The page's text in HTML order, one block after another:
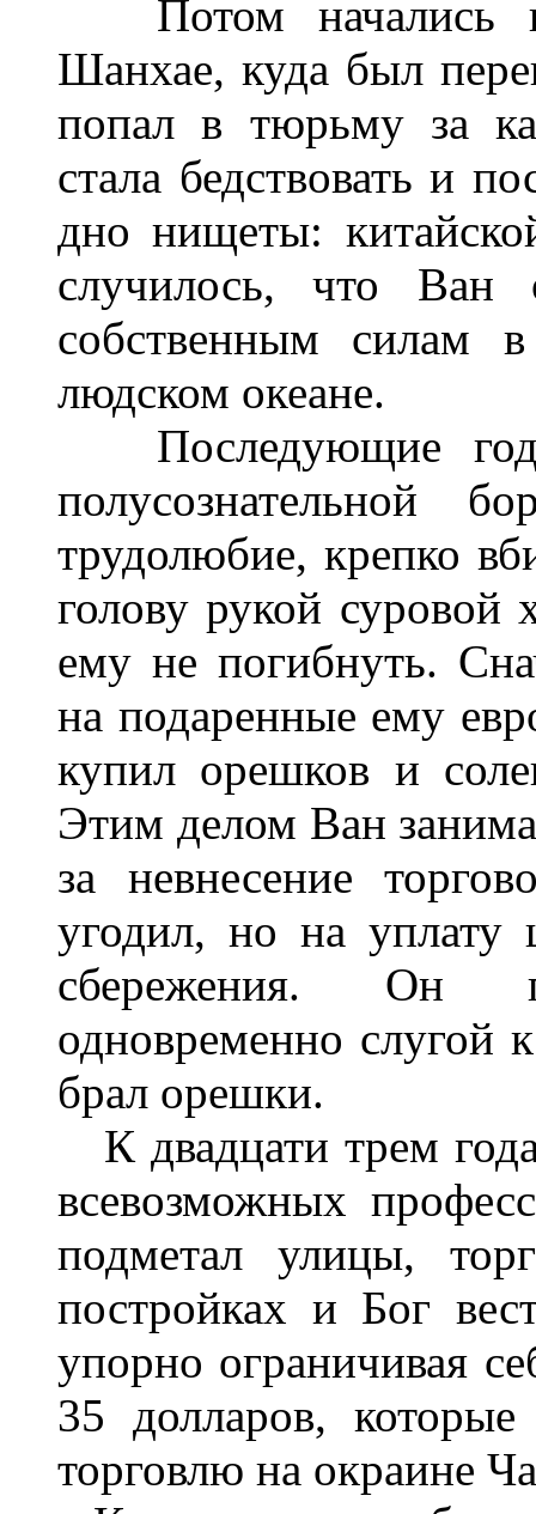
Потом начались
Шанхае, куда был
попал в тюрьму за
стала бедствовать и
дно нищеты:
случилось, что Ван
собственным силам
людском океане.
Последующие
полусознательной
трудолюбие, крепко
голову рукой суровой
ему не погибнуть.
на подаренные ему
купил орешков и
Этим делом Ван
за невнесение
угодил, но на уплату
сбережения. Он
одновременно слугой
брал орешки.
К двадцати трем
всевозможных
подметал улицы,
постройках и Бог
упорно ограничивая
35 долларов,
торговлю на окраине